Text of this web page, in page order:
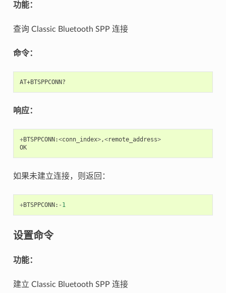
功能：
查询 Classic Bluetooth SPP 连接
命令：
响应：
+BTSPPCONN:<conn_index>,<remote_address>
OK
如果未建立连接，则返回：
+BTSPPCONN: - 1
设置命令
功能：
建立 Classic Bluetooth SPP 连接